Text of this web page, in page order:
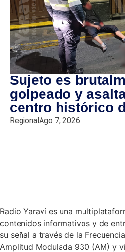
Sujeto es
golpeado y
centro histórico
RegionalAgo 7, 2026
Radio Yaraví es una
contenidos informativos y de
su señal a través de la
Amplitud Modulada 930 (AM) y